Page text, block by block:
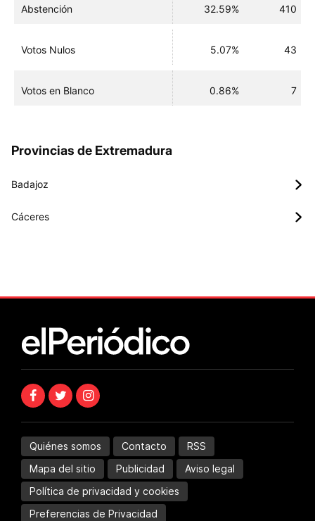
Abstención 32.59% 410
Votos Nulos 5.07% 43
Votos en Blanco 0.86% 7
Provincias de Extremadura
Badajoz
Cáceres
Quiénes somos Contacto
RSS
Mapa del sitio
Publicidad
Aviso legal
Política de privacidad y cookies
Preferencias de Privacidad